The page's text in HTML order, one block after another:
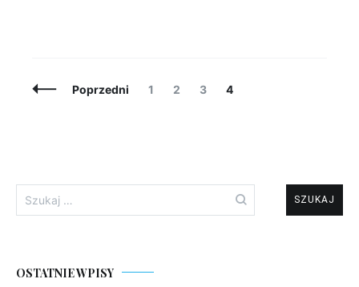
Posts
Poprzedni Page
1 Page
2 Page
3 Page
4
Szukaj:
OSTATNIE WPISY